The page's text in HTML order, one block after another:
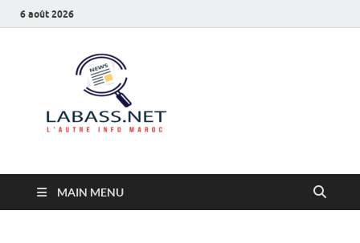
6 août 2026
MAIN MENU